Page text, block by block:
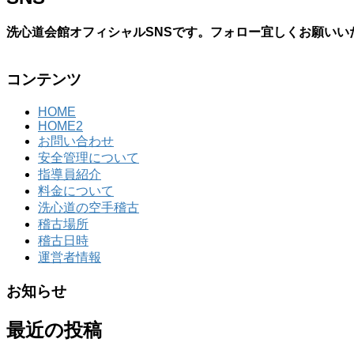
洗心道会館オフィシャルSNSです。フォロー宜しくお願いい
コンテンツ
HOME
HOME2
お問い合わせ
安全管理について
指導員紹介
料金について
洗心道の空手稽古
稽古場所
稽古日時
運営者情報
お知らせ
最近の投稿